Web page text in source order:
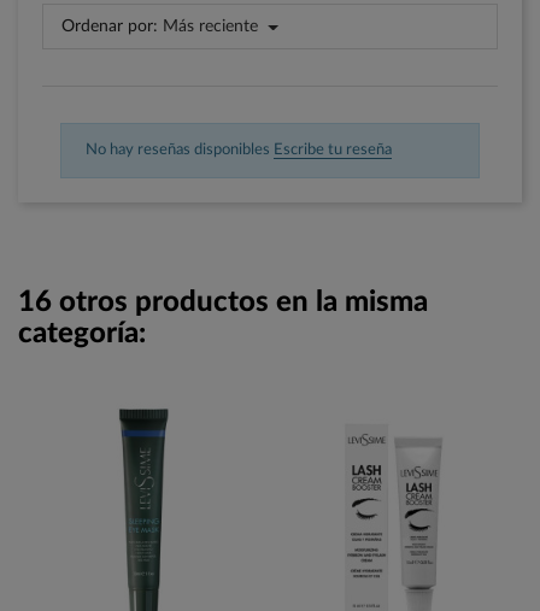
Ordenar por: Más reciente
No hay reseñas disponibles Escribe tu reseña
16 otros productos en la misma
categoría: